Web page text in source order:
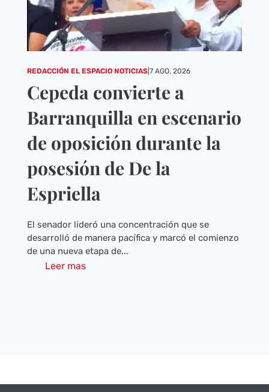
REDACCIÓN EL ESPACIO NOTICIAS| 7 AGO, 2026
Cepeda convierte a
Barranquilla en escenario
de oposición durante la
posesión de De la
Espriella
El senador lideró una concentración que se
desarrolló de manera pacífica y marcó el comienzo
de una nueva etapa de...
Leer mas